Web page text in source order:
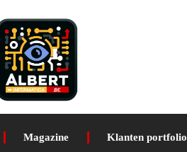
Magazine Klanten portfolio